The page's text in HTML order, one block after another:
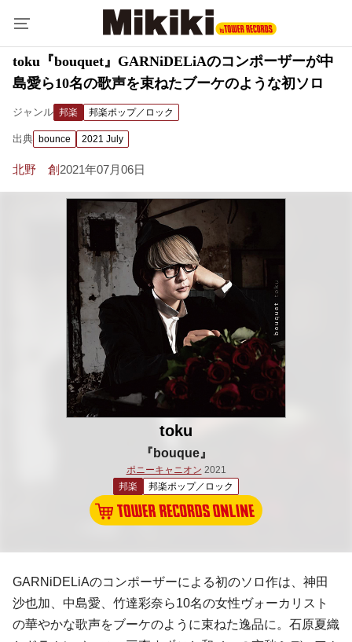
toku『bouquet』GARNiDELiAのコンポーザーが中
島愛ら10名の歌声を束ねたブーケのような初ソロ
ジャンル 邦楽 邦楽ポップ／ロック
出典 bounce 2021 July
北野 創 2021年07月06日
toku
『bouque』
ポニーキャニオン 2021
邦楽
邦楽ポップ／ロック
GARNiDELiAのコンポーザーによる初のソロ作は、神田
沙也加、中島愛、竹達彩奈ら10名の女性ヴォーカリスト
の華やかな歌声をブーケのように束ねた逸品に。石原夏織